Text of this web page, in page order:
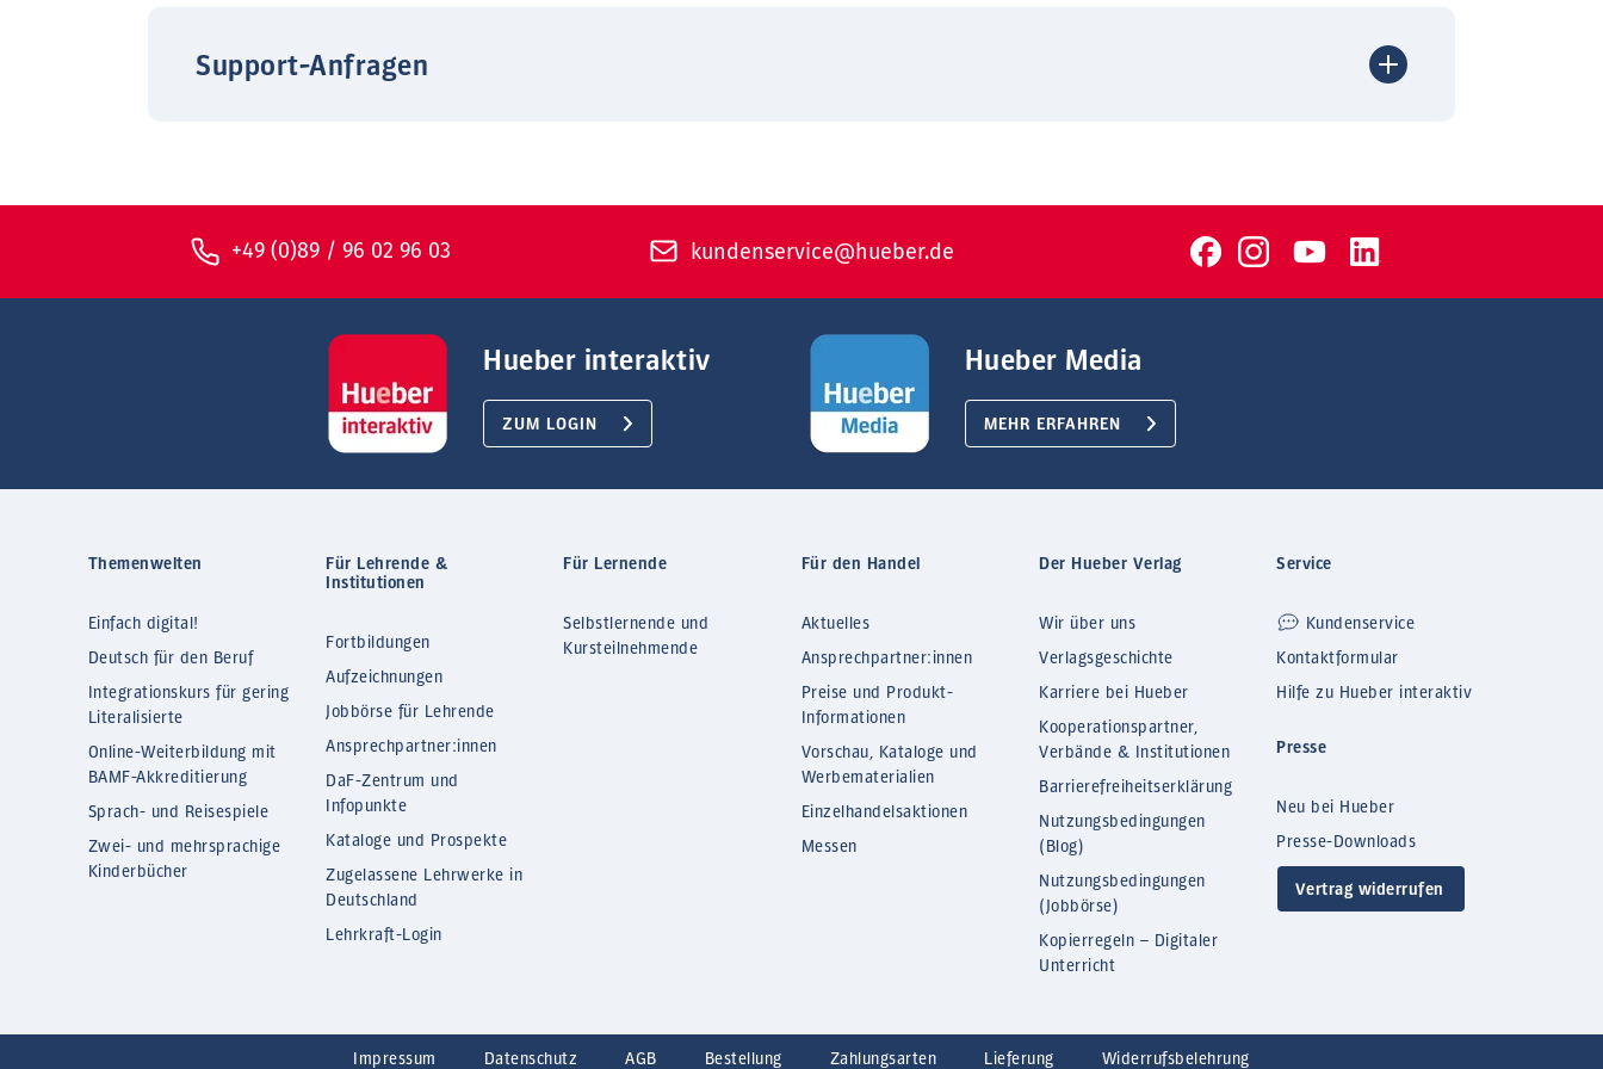
Support-Anfragen
+49 (0)89 / 96 02 96 03 kundenservice@hueber.de
Hueber interaktiv
ZUM LOGIN
Hueber Media
MEHR ERFAHREN
Themenwelten
Einfach digital!
Deutsch für den Beruf
Integrationskurs für gering
Literalisierte
Online-Weiterbildung mit
BAMF-Akkreditierung
Sprach- und Reisespiele
Zwei- und mehrsprachige
Kinderbücher
Für Lehrende &
Institutionen
Fortbildungen
Aufzeichnungen
Jobbörse für Lehrende
Ansprechpartner:innen
DaF-Zentrum und
Infopunkte
Kataloge und Prospekte
Zugelassene Lehrwerke in
Deutschland
Lehrkraft-Login
Für Lernende
Selbstlernende und
Kursteilnehmende
Für den Handel
Aktuelles
Ansprechpartner:innen
Preise und Produkt-
Informationen
Vorschau, Kataloge und
Werbematerialien
Einzelhandelsaktionen
Messen
Der Hueber Verlag
Wir über uns
Verlagsgeschichte
Karriere bei Hueber
Kooperationspartner,
Verbände & Institutionen
Barrierefreiheitserklärung
Nutzungsbedingungen
(Blog)
Nutzungsbedingungen
(Jobbörse)
Kopierregeln – Digitaler
Unterricht
Service
Kundenservice
Kontaktformular
Hilfe zu Hueber interaktiv
Presse
Neu bei Hueber
Presse-Downloads
Vertrag widerrufen
Impressum Datenschutz AGB Bestellung Zahlungsarten Lieferung Widerrufsbelehrung